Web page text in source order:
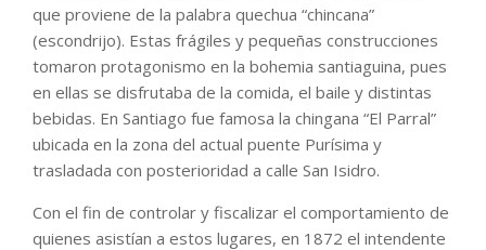
que proviene de la palabra quechua “chincana”
(escondrijo). Estas frágiles y pequeñas construcciones
tomaron protagonismo en la bohemia santiaguina, pues
en ellas se disfrutaba de la comida, el baile y distintas
bebidas. En Santiago fue famosa la chingana “El Parral”
ubicada en la zona del actual puente Purísima y
trasladada con posterioridad a calle San Isidro.
Con el fin de controlar y fiscalizar el comportamiento de
quienes asistían a estos lugares, en 1872 el intendente